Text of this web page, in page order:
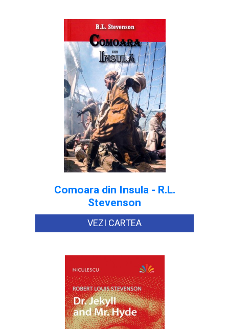
Comoara din Insula - R.L.
Stevenson
VEZI CARTEA